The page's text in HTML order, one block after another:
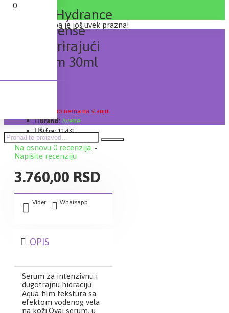
0
Vaša korpa je još uvek prazna!
Avene Hydrance
intense
rehidrirajući
serum 30ml
Trenutno nema na stanju
Brand: Avene
Šifra: 11431
Na osnovu 0 recenzija. -
Napišite recenziju
3.760,00 RSD
Viber Whatsapp
OPIS
Serum za intenzivnu i
dugotrajnu hidraciju.
Aqua-film tekstura sa
efektom vodenog vela
na koži.Ovaj serum, u